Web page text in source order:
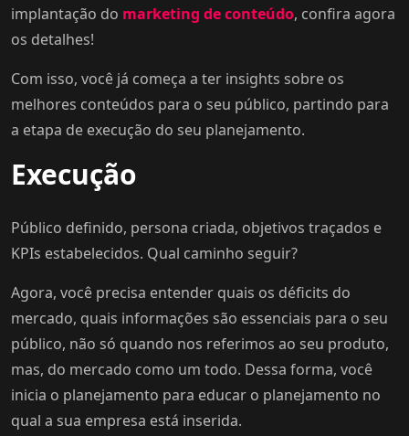
implantação do marketing de conteúdo, confira agora
os detalhes!
Com isso, você já começa a ter insights sobre os
melhores conteúdos para o seu público, partindo para
a etapa de execução do seu planejamento.
Execução
Público definido, persona criada, objetivos traçados e
KPIs estabelecidos. Qual caminho seguir?
Agora, você precisa entender quais os déficits do
mercado, quais informações são essenciais para o seu
público, não só quando nos referimos ao seu produto,
mas, do mercado como um todo. Dessa forma, você
inicia o planejamento para educar o planejamento no
qual a sua empresa está inserida.